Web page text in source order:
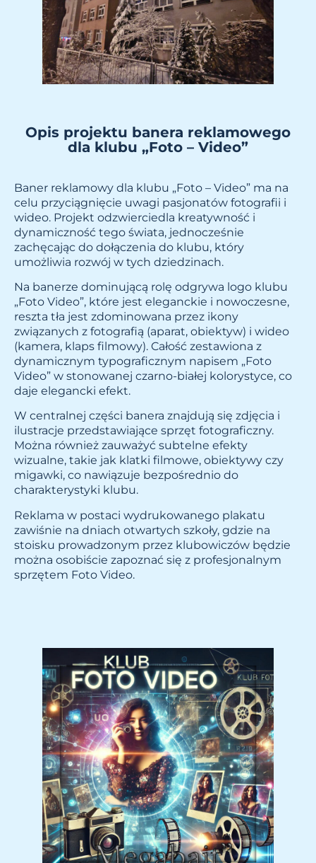
Opis projektu banera reklamowego
dla klubu „Foto – Video”
Baner reklamowy dla klubu „Foto – Video” ma na
celu przyciągnięcie uwagi pasjonatów fotografii i
wideo. Projekt odzwierciedla kreatywność i
dynamiczność tego świata, jednocześnie
zachęcając do dołączenia do klubu, który
umożliwia rozwój w tych dziedzinach.
Na banerze dominującą rolę odgrywa logo klubu
„Foto Video”, które jest eleganckie i nowoczesne,
reszta tła jest zdominowana przez ikony
związanych z fotografią (aparat, obiektyw) i wideo
(kamera, klaps filmowy). Całość zestawiona z
dynamicznym typograficznym napisem „Foto
Video” w stonowanej czarno-białej kolorystyce, co
daje elegancki efekt.
W centralnej części banera znajdują się zdjęcia i
ilustracje przedstawiające sprzęt fotograficzny.
Można również zauważyć subtelne efekty
wizualne, takie jak klatki filmowe, obiektywy czy
migawki, co nawiązuje bezpośrednio do
charakterystyki klubu.
Reklama w postaci wydrukowanego plakatu
zawiśnie na dniach otwartych szkoły, gdzie na
stoisku prowadzonym przez klubowiczów będzie
można osobiście zapoznać się z profesjonalnym
sprzętem Foto Video.